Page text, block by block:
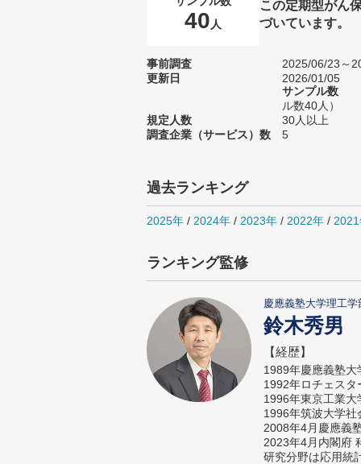
40 人
この定期型がん
づいています。
事前調査
2025/06/23～
更新日
2026/01/05
サンプル数
ル数40人）
規定人数
30人以上
調査企業（サービス）数
5
過去ランキング
2025年 / 2024年 / 2023年 / 2022年 /
ランキング監修
慶應義塾大学理工
鈴木秀男
【経歴】
1989年慶應義塾
1992年ロチェス
1996年東京工業
1996年筑波大学
2008年4月慶應義
2023年4月内閣府
研究分野は応用統